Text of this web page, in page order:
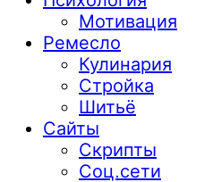
Мотивация
Ремесло
Кулинария
Стройка
Шитьё
Сайты
Скрипты
Соц.сети